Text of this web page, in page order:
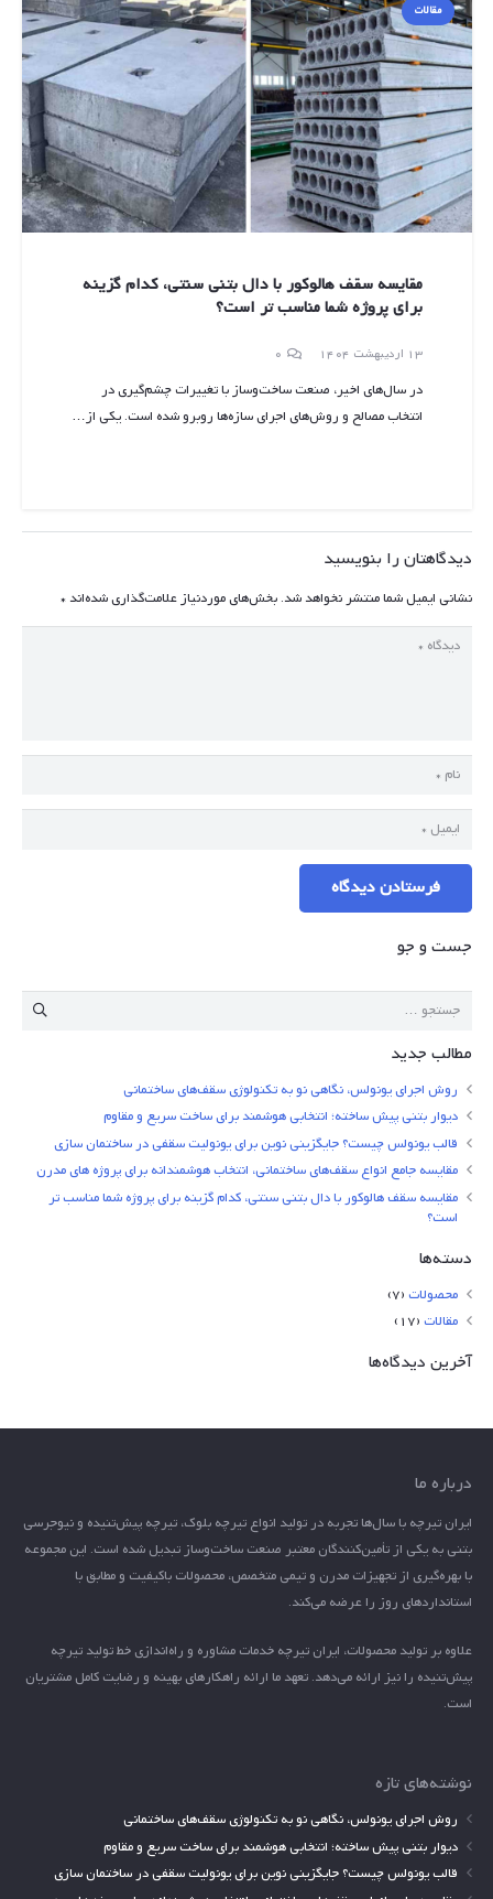
جست و جو
جستجو
مطالب جدید
روش اجرای یونولس، نگاهی نو به تکنولوژی سقف‌های ساختمانی
دیوار بتنی پیش ساخته؛ انتخابی هوشمند برای ساخت سریع و مقاوم
قالب یونولس چیست؟ جایگزینی نوین برای یونولیت سقفی در ساختمان سازی
مقایسه جامع انواع سقف‌های ساختمانی، انتخاب هوشمندانه برای پروژه های مدرن
مقایسه سقف هالوکور با دال بتنی سنتی، کدام گزینه برای پروژه شما مناسب تر
است؟
دسته‌ها
محصولات (7)
مقالات (17)
آخرین دیدگاه‌ها
مقالات
مقایسه سقف هالوکور با دال بتنی سنتی، کدام گزینه
برای پروژه شما مناسب تر است؟
13 اردیبهشت 1404 0
در سال‌های اخیر، صنعت ساخت‌وساز با تغییرات چشم‌گیری در
انتخاب مصالح و روش‌های اجرای سازه‌ها روبرو شده است. یکی از…
دیدگاهتان را بنویسید
نشانی ایمیل شما منتشر نخواهد شد. بخش‌های موردنیاز علامت‌گذاری شده‌اند*
فرستادن دیدگاه
درباره ما
ایران تیرچه با سال‌ها تجربه در تولید انواع تیرچه بلوک، تیرچه پیش‌تنیده و نیوجرسی
بتنی به یکی از تأمین‌کنندگان معتبر صنعت ساخت‌وساز تبدیل شده است. این مجموعه
با بهره‌گیری از تجهیزات مدرن و تیمی متخصص، محصولات باکیفیت و مطابق با
استانداردهای روز را عرضه می‌کند.
علاوه بر تولید محصولات، ایران تیرچه خدمات مشاوره و راه‌اندازی خط تولید تیرچه
پیش‌تنیده را نیز ارائه می‌دهد. تعهد ما ارائه راهکارهای بهینه و رضایت کامل مشتریان
است.
نوشته‌های تازه
روش اجرای یونولس، نگاهی نو به تکنولوژی سقف‌های ساختمانی
دیوار بتنی پیش ساخته؛ انتخابی هوشمند برای ساخت سریع و مقاوم
قالب یونولس چیست؟ جایگزینی نوین برای یونولیت سقفی در ساختمان سازی